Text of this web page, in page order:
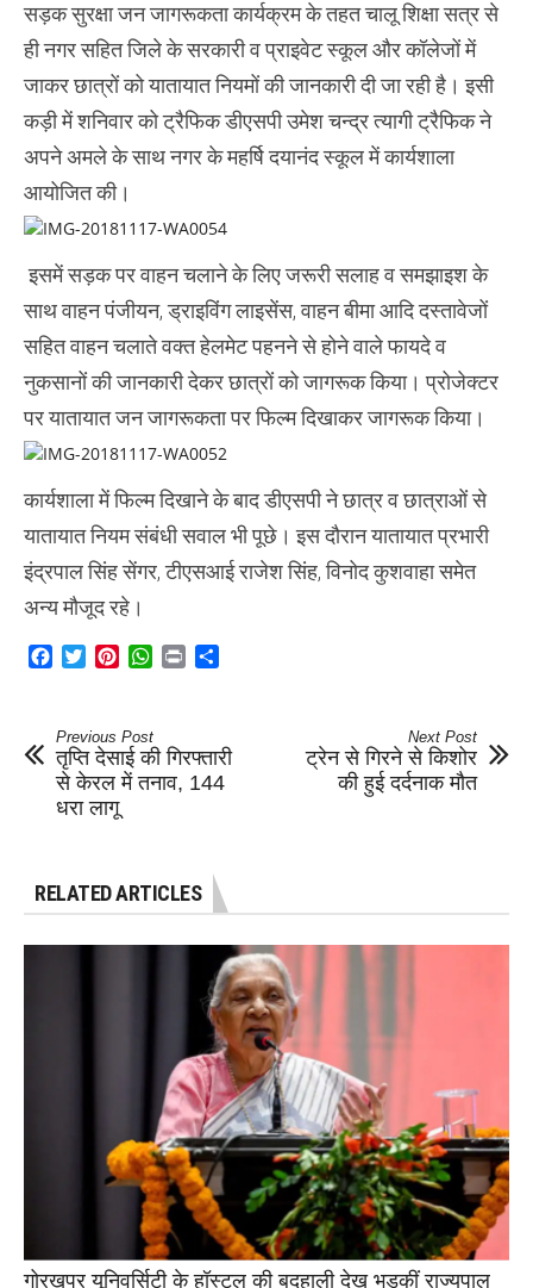
सड़क सुरक्षा जन जागरूकता कार्यक्रम के तहत चालू शिक्षा सत्र से
ही नगर सहित जिले के सरकारी व प्राइवेट स्कूल और कॉलेजों में
जाकर छात्रों को यातायात नियमों की जानकारी दी जा रही है। इसी
कड़ी में शनिवार को ट्रैफिक डीएसपी उमेश चन्द्र त्यागी ट्रैफिक ने
अपने अमले के साथ नगर के महर्षि दयानंद स्कूल में कार्यशाला
आयोजित की।
इसमें सड़क पर वाहन चलाने के लिए जरूरी सलाह व समझाइश के
साथ वाहन पंजीयन, ड्राइविंग लाइसेंस, वाहन बीमा आदि दस्तावेजों
सहित वाहन चलाते वक्त हेलमेट पहनने से होने वाले फायदे व
नुकसानों की जानकारी देकर छात्रों को जागरूक किया। प्रोजेक्टर
पर यातायात जन जागरूकता पर फिल्म दिखाकर जागरूक किया।
कार्यशाला में फिल्म दिखाने के बाद डीएसपी ने छात्र व छात्राओं से
यातायात नियम संबंधी सवाल भी पूछे। इस दौरान यातायात प्रभारी
इंद्रपाल सिंह सेंगर, टीएसआई राजेश सिंह, विनोद कुशवाहा समेत
अन्य मौजूद रहे।
Facebook
TwitterPinterestWhatsApp
Print
Previous Post
तृप्ति देसाई की गिरफ्तारी
से केरल में तनाव, 144
धरा लागू
Next Post
ट्रेन से गिरने से किशोर
की हुई दर्दनाक मौत
RELATED ARTICLES
गोरखपुर यूनिवर्सिटी के हॉस्टल की बदहाली देख भड़कीं राज्यपाल